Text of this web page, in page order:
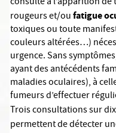
rougeurs et/oufatigue
toxiques ou toute
couleurs altérées…)
urgence. Sans
ayant des antécédents
maladies oculaires), à
fumeurs d’effectuer
Trois consultations sur
permettent de détecter